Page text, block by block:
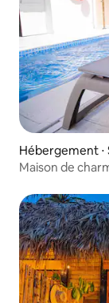
Hébergement ⋅
Cultural E
Maison de